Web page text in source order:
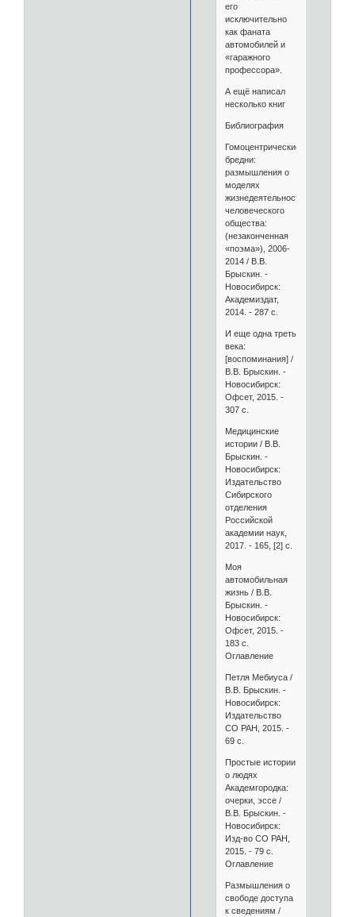
его
исключительно
как фаната
автомобилей и
«гаражного
профессора».
А ещё написал
несколько книг
Библиография
Гомоцентрические
бредни:
размышления о
моделях
жизнедеятельности
человеческого
общества:
(незаконченная
«поэма»), 2006-
2014 / В.В.
Брыскин. -
Новосибирск:
Академиздат,
2014. - 287 с.
И еще одна треть
века:
[воспоминания] /
В.В. Брыскин. -
Новосибирск:
Офсет, 2015. -
307 с.
Медицинские
истории / В.В.
Брыскин. -
Новосибирск:
Издательство
Сибирского
отделения
Российской
академии наук,
2017. - 165, [2] с.
Моя
автомобильная
жизнь / В.В.
Брыскин. -
Новосибирск:
Офсет, 2015. -
183 с.
Оглавление
Петля Мебиуса /
В.В. Брыскин. -
Новосибирск:
Издательство
СО РАН, 2015. -
69 с.
Простые истории
о людях
Академгородка:
очерки, эссе /
В.В. Брыскин. -
Новосибирск:
Изд-во СО РАН,
2015. - 79 с.
Оглавление
Размышления о
свободе доступа
к сведениям /